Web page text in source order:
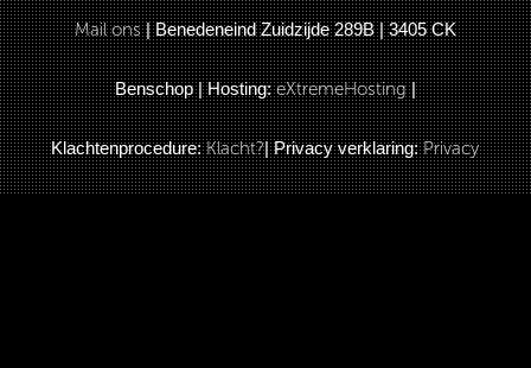
Mail ons| Benedeneind Zuidzijde 289B | 3405 CK
Benschop | Hosting:eXtremeHosting|
Klachtenprocedure:Klacht?| Privacy verklaring:Privacy